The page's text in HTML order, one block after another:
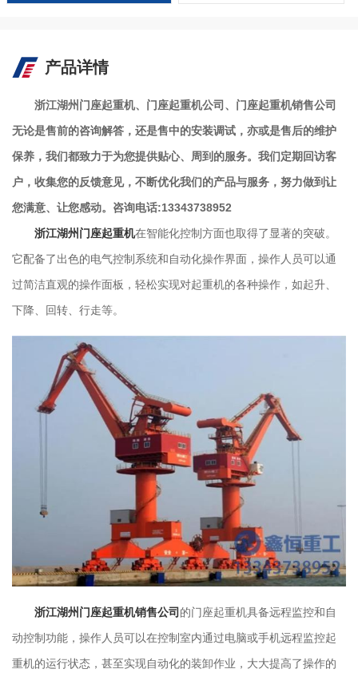
产品详情
浙江湖州门座起重机、门座起重机公司、门座起重机销售公司
无论是售前的咨询解答，还是售中的安装调试，亦或是售后的维护
保养，我们都致力于为您提供贴心、周到的服务。我们定期回访客
户，收集您的反馈意见，不断优化我们的产品与服务，努力做到让
您满意、让您感动。咨询电话:13343738952
浙江湖州门座起重机在智能化控制方面也取得了显著的突破。
它配备了出色的电气控制系统和自动化操作界面，操作人员可以通
过简洁直观的操作面板，轻松实现对起重机的各种操作，如起升、
下降、回转、行走等。
浙江湖州门座起重机销售公司 的门座起重机具备远程监控和自
动控制功能，操作人员可以在控制室内通过电脑或手机远程监控起
重机的运行状态，甚至实现自动化的装卸作业，大大提高了操作的